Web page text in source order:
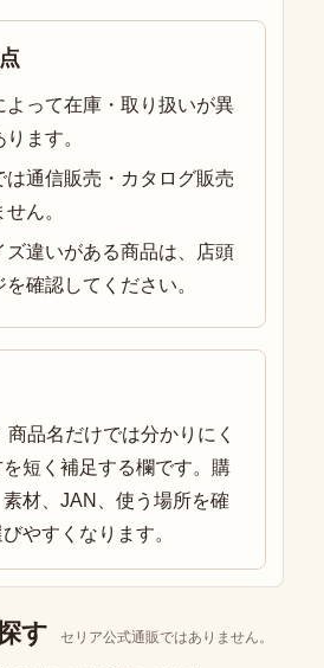
よって在庫・取り扱いが異
ます。
は通信販売・カタログ販売
ん。
ズ違いがある商品は、店頭
確認してください。
品名だけでは分かりにく
短く補足する欄です。購
材、JAN、使う場所を確
やすくなります。
す セリア公式通販ではありません。